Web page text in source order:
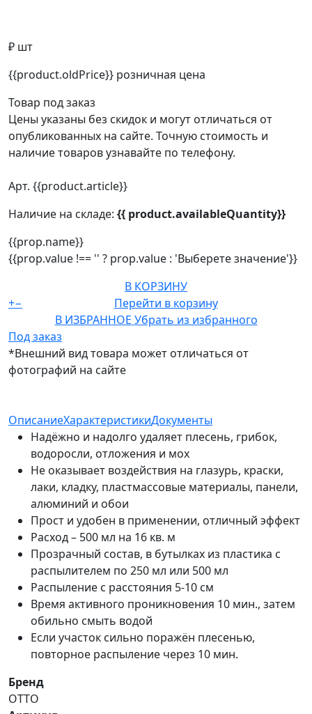
₽ шт
{{product.oldPrice}} розничная цена
Товар под заказ
Цены указаны без скидок и могут отличаться от
опубликованных на сайте. Точную стоимость и
наличие товаров узнавайте по телефону.
Арт. {{product.article}}
Наличие на складе: {{ product.availableQuantity}}
{{prop.name}}
{{prop.value !== '' ? prop.value : 'Выберете значение'}}
В КОРЗИНУ
+−
Перейти в корзину
В ИЗБРАННОЕ Убрать из избранного
Под заказ
*Внешний вид товара может отличаться от
фотографий на сайте
ОписаниеХарактеристикиДокументы
Надёжно и надолго удаляет плесень, грибок,
водоросли, отложения и мох
Не оказывает воздействия на глазурь, краски,
лаки, кладку, пластмассовые материалы, панели,
алюминий и обои
Прост и удобен в применении, отличный эффект
Расход – 500 мл на 16 кв. м
Прозрачный состав, в бутылках из пластика с
распылителем по 250 мл или 500 мл
Распыление с расстояния 5-10 см
Время активного проникновения 10 мин., затем
обильно смыть водой
Если участок сильно поражён плесенью,
повторное распыление через 10 мин.
Бренд
OTTO